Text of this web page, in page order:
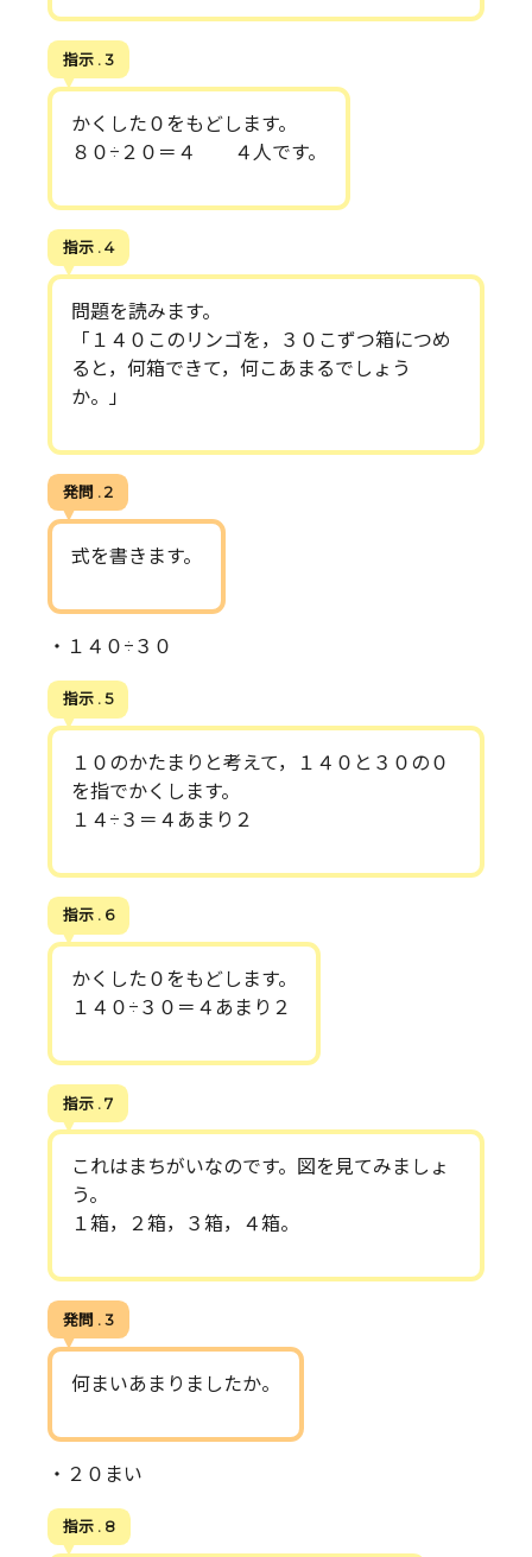
指示 . 3
かくした０をもどします。
８０÷２０＝４ ４人です。
指示 . 4
問題を読みます。
「１４０このリンゴを，３０こずつ箱につめ
ると，何箱できて，何こあまるでしょう
か。」
発問 . 2
式を書きます。
・１４０÷３０
指示 . 5
１０のかたまりと考えて，１４０と３０の０
を指でかくします。
１４÷３＝４あまり２
指示 . 6
かくした０をもどします。
１４０÷３０＝４あまり２
指示 . 7
これはまちがいなのです。図を見てみましょ
う。
１箱，２箱，３箱，４箱。
発問 . 3
何まいあまりましたか。
・２０まい
指示 . 8